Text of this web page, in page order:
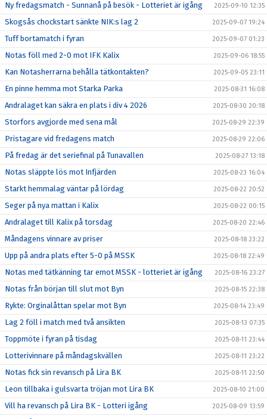
Ny fredagsmatch - Sunnanå på besök - Lotteriet är igång 2025-09-10 12:35
Skogsås chockstart sänkte NIK:s lag 2 2025-09-07 19:24
Tuff bortamatch i fyran 2025-09-07 01:23
Notas föll med 2-0 mot IFK Kalix 2025-09-06 18:55
Kan Notasherrarna behålla tätkontakten? 2025-09-05 23:11
En pinne hemma mot Starka Parka 2025-08-31 16:08
Andralaget kan säkra en plats i div 4 2026 2025-08-30 20:18
Storfors avgjorde med sena mål 2025-08-29 22:39
Pristagare vid fredagens match 2025-08-29 22:06
På fredag är det seriefinal på Tunavallen 2025-08-27 13:18
Notas släppte lös mot Infjärden 2025-08-23 16:04
Starkt hemmalag väntar på lördag 2025-08-22 20:52
Seger på nya mattan i Kalix 2025-08-22 00:15
Andralaget till Kalix på torsdag 2025-08-20 22:46
Måndagens vinnare av priser 2025-08-18 23:22
Upp på andra plats efter 5-0 på MSSK 2025-08-18 22:49
Notas med tätkänning tar emot MSSK - lotteriet är igång 2025-08-16 23:27
Notas från början till slut mot Byn 2025-08-15 22:38
Rykte: Orginalåttan spelar mot Byn 2025-08-14 23:49
Lag 2 föll i match med två ansikten 2025-08-13 07:35
Toppmöte i fyran på tisdag 2025-08-11 23:44
Lotterivinnare på måndagskvällen 2025-08-11 23:22
Notas fick sin revansch på Lira BK 2025-08-11 22:50
Leon tillbaka i gulsvarta tröjan mot Lira BK 2025-08-10 21:00
Vill ha revansch på Lira BK - Lotteri igång 2025-08-09 13:59